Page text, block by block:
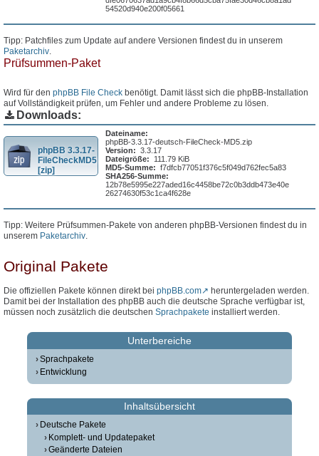
54520d940e200f05661
Tipp: Patchfiles zum Update auf andere Versionen findest du in unserem
Paketarchiv
Prüfsummen-Paket
Wird für den phpBB File Check benötigt. Damit lässt sich die phpBB-Installation
auf Vollständigkeit prüfen, um Fehler und andere Probleme zu lösen.
Downloads:
phpBB 3.3.17-
FileCheckMD5
[zip]
Dateiname:
phpBB-3.3.17-deutsch-FileCheck-MD5.zip
Version: 3.3.17
Dateigröße:
111.79 KiB
MD5-Summe: f7dfcb77051f376c5f049d762fec5a83
SHA256-Summe:
12b78e5995e227aded16c4458be72c0b3ddb473e40e
26274630f53c1ca4f628e
Tipp: Weitere Prüfsummen-Pakete von anderen phpBB-Versionen findest du in
unserem Paketarchiv.
Original Pakete
Die offiziellen Pakete können direkt bei phpBB.com
heruntergeladen werden.
Damit bei der Installation des phpBB auch die deutsche Sprache verfügbar ist,
müssen noch zusätzlich die deutschen Sprachpakete installiert werden.
Unterbereiche
Sprachpakete
Entwicklung
Inhaltsübersicht
Deutsche Pakete
Komplett- und Updatepaket
Geänderte Dateien